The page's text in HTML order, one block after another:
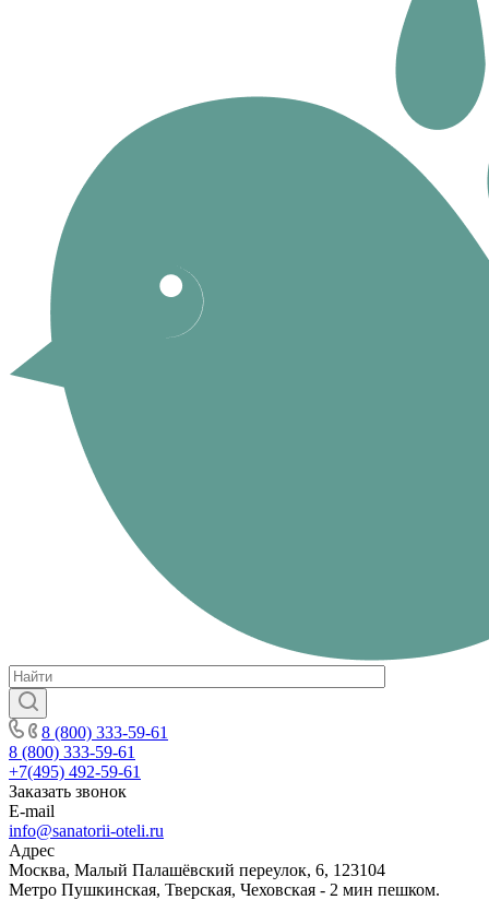
8 (800) 333-59-61
8 (800) 333-59-61
+7(495) 492-59-61
Заказать звонок
E-mail
info@sanatorii-oteli.ru
Адрес
Москва, Малый Палашёвский переулок, 6, 123104
Метро Пушкинская, Тверская, Чеховская - 2 мин пешком.